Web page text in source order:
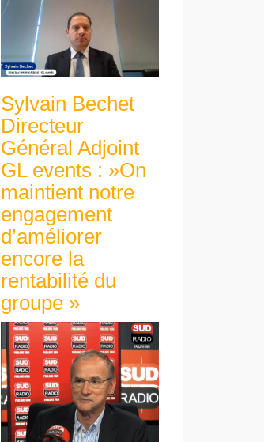
Sylvain Bechet
Directeur
Général Adjoint
GL events : »On
maintient notre
engagement
d’améliorer
encore la
rentabilité du
groupe »